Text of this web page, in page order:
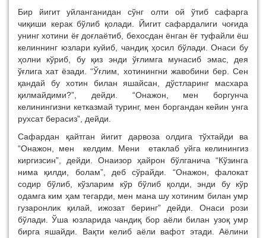
Бир йигит уйланганидан сўнг олти ой ўтиб сафарга
чиқиши керак бўлиб қолади. Йигит сафардалиги чоғида
унинг хотини ёғ доғлаётиб, бехосдан ёнган ёғ туфайли ёш
келиннинг юзлари куйиб, чандиқ ҳосил бўлади. Онаси бу
ҳолни кўриб, бу қиз энди ўғлимга мунасиб эмас, дея
ўғлига хат ёзади. “Ўғлим, хотинингни жавобини бер. Сен
қандай бу хотин билан яшайсан, дўстларинг масхара
қилмайдими?”, дейди. “Онажон, мен боргунча
келинингизни кетказмай туринг, мен боргандан кейин унга
рухсат берасиз”, дейди.
Сафардан қайтган йигит дарвоза олдига тўхтайди ва
“Онажон, мен келдим. Мени етаклаб уйга келинингиз
киргизсин”, дейди. Онаизор ҳайрон бўлганича “Кўзинга
нима қилди, болам”, деб сўрайди. “Онажон, фалокат
содир бўлиб, кўзларим кўр бўлиб қолди, энди бу кўр
одамга ким ҳам тегарди, мен мана шу хотиним билан умр
гузаронлик қилай, ижозат беринг” дейди. Онаси рози
бўлади. Ўша юзларида чандиқ бор аёли билан узоқ умр
бирга яшайди. Вақти келиб аёли вафот этади. Аёлини